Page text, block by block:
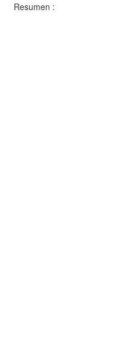
Resumen :